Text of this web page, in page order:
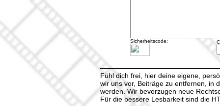
Sicherheitscode:
Fühl dich frei, hier deine eigene,
wir uns vor, Beiträge zu entfernen, in
werden. Wir bevorzugen neue
Für die bessere Lesbarkeit sind die